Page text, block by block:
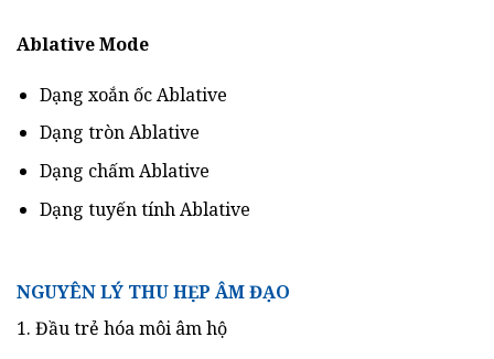
Ablative Mode
Dạng xoắn ốc Ablative
Dạng tròn Ablative
Dạng chấm Ablative
Dạng tuyến tính Ablative
NGUYÊN LÝ THU HẸP ÂM ĐẠO
1. Đầu trẻ hóa môi âm hộ